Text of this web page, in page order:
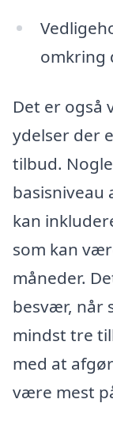
omkring
Det er også
ydelser der
tilbud.
basisniveau
kan
som kan
måneder.
besvær, når
mindst tre
med at
være mest